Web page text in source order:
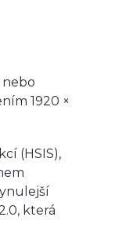
1920 ×
(HSIS),
která